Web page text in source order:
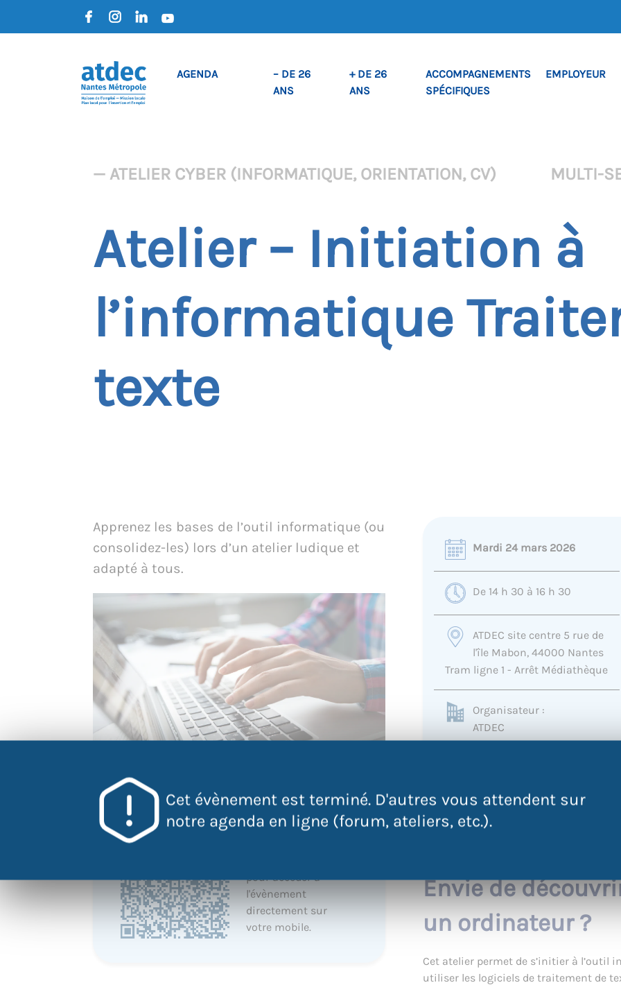
AGENDA
– DE 26
ANS
+ DE 26
ANS
ACCOMPAGNEMENTS
SPÉCIFIQUES
EMPLOYEUR
Cet évènement est terminé. D'autres vous attendent sur
notre agenda en ligne (forum, ateliers, etc.).
— ATELIER CYBER (INFORMATIQUE, ORIENTATION, CV) MULTI-
Atelier – Initiation à
l’informatique
texte
Apprenez les bases de l’outil informatique (ou
consolidez-les) lors d’un atelier ludique et
adapté à tous.
pour accéder à
l'évènement
directement sur
votre mobile.
Mardi 24 mars 2026
De 14 h 30 à 16 h 30
ATDEC site centre 5 rue de
l'île Mabon, 44000 Nantes
Tram ligne 1 - Arrêt Médiathèque
Organisateur :
ATDEC
Envie de
un ordinateur ?
Cet atelier permet de s’initier à
utiliser les logiciels de traitement de